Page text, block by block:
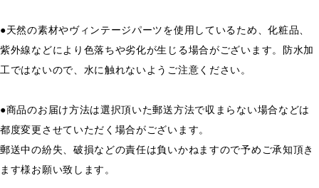
●天然の素材やヴィンテージパーツを使用しているため、化粧品、
紫外線などにより色落ちや劣化が生じる場合がございます。防水加
工ではないので、水に触れないようご注意ください。
●商品のお届け方法は選択頂いた郵送方法で収まらない場合などは
都度変更させていただく場合がございます。
郵送中の紛失、破損などの責任は負いかねますので予めご承知頂き
ます様お願い致します。